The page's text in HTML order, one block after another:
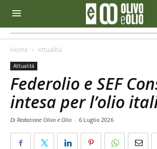
Home Attualità
Attualità
Federolio e SEF
intesa per l’olio
Di Redazione Olivo e Olio - 6 Luglio 2026